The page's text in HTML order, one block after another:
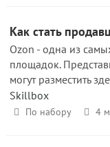
Как стать
Ozon - одна из
площадок.
могут разместить
Skillbox
По набору 4